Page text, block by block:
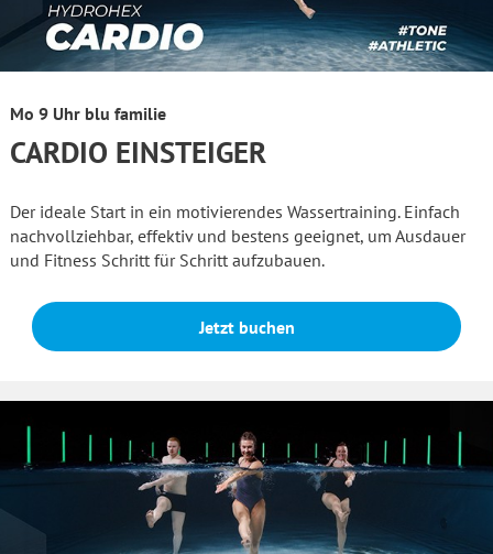
Mo 9 Uhr blu familie
CARDIO EINSTEIGER
Der ideale Start in ein motivierendes Wassertraining. Einfach
nachvollziehbar, effektiv und bestens geeignet, um Ausdauer
und Fitness Schritt für Schritt aufzubauen.
Jetzt buchen